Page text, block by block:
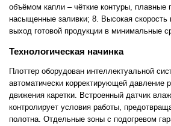
объёмом капли – чёткие контуры, плавные
насыщенные заливки; 8. Высокая
выход готовой продукции в минимальные
Технологическая начинка
Плоттер оборудован интеллектуальной
автоматически корректирующей давление
движения каретки. Встроенный датчик
контролирует условия работы,
полотна. Отдельные зоны с подогревом